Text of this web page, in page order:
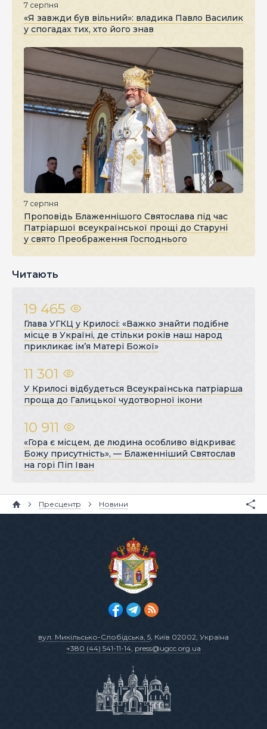
7 серпня
«Я завжди був вільний»: владика Павло Василик
у спогадах тих, хто його знав
7 серпня
Проповідь Блаженнішого Святослава під час
Патріаршої всеукраїнської прощі до Старуні
у свято Преображення Господнього
Читають
19 465
Глава УГКЦ у Крилосі: «Важко знайти подібне
місце в Україні, де стільки років наш народ
прикликає ім’я Матері Божої»
11 301
У Крилосі відбудеться Всеукраїнська патріарша
проща до Галицької чудотворної ікони
10 911
«Гора є місцем, де людина особливо відкриває
Божу присутність», — Блаженніший Святослав
на горі Піп Іван
Пресцентр Новини
вул. Микільсько-Слобідська, 5, Київ 02002, Україна
+380 (44) 541-11-14, press@ugcc.org.ua